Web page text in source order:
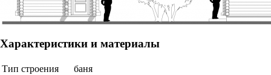
Характеристики и материалы
Тип строения
баня